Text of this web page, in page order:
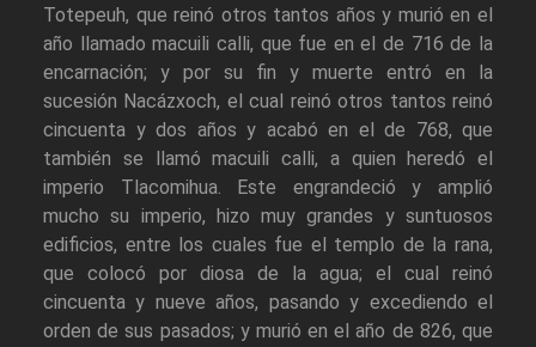
Totepeuh, que reinó otros tantos años y murió en el
año llamado macuili calli, que fue en el de 716 de la
encarnación; y por su fin y muerte entró en la
sucesión Nacázxoch, el cual reinó otros tantos reinó
cincuenta y dos años y acabó en el de 768, que
también se llamó macuili calli, a quien heredó el
imperio Tlacomihua. Este engrandeció y amplió
mucho su imperio, hizo muy grandes y suntuosos
edificios, entre los cuales fue el templo de la rana,
que colocó por diosa de la agua; el cual reinó
cincuenta y nueve años, pasando y excediendo el
orden de sus pasados; y murió en el año de 826, que